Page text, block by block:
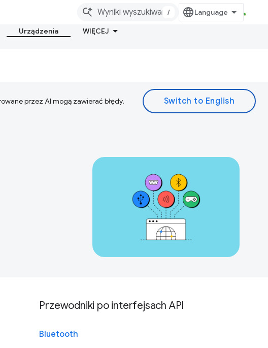
/
Urządzenia WIĘCEJ
przez AI mogą zawierać błędy.
Przewodniki po interfejsach API
Bluetooth